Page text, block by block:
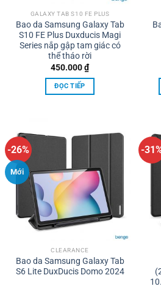
GALAXY TAB S10 FE PLUS
Bao da Samsung Galaxy Tab
S10 FE Plus Duxducis Magi
Series nắp gập tam giác có
thể tháo rời
450.000₫
ĐỌC TIẾP
-26%
Mới
CLEARANCE
Bao da Samsung Galaxy Tab
S6 Lite DuxDucis Domo 2024
-